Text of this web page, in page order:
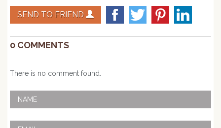
SEND TO FRIEND
0 COMMENTS
There is no comment found.